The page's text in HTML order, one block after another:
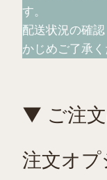
す。
配送状況の確
かじめご了承く
▼ ご注
注文オプ